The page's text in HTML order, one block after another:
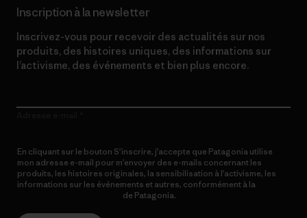
Inscription à la newsletter
Inscrivez-vous pour recevoir des actualités sur nos
produits, des histoires uniques, des informations sur
l’activisme, des événements et bien plus encore.
En cliquant sur le bouton S’inscrire, j’accepte que Patagonia utilise
mon adresse e-mail pour m’envoyer des e-mails concernant les
produits, les histoires originales, la sensibilisation à l’activisme, les
informations sur les événements et autres, conformément à la
de Patagonia.